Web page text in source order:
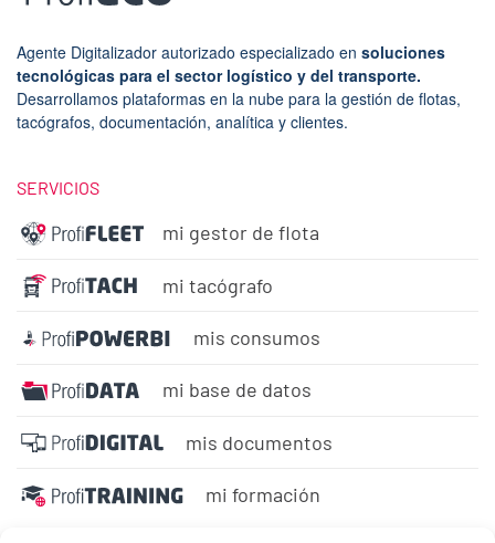
Agente Digitalizador autorizado especializado en soluciones
tecnológicas para el sector logístico y del transporte.
Desarrollamos plataformas en la nube para la gestión de flotas,
tacógrafos, documentación, analítica y clientes.
SERVICIOS
mi gestor de flota
mi tacógrafo
mis consumos
mi base de datos
mis documentos
mi formación